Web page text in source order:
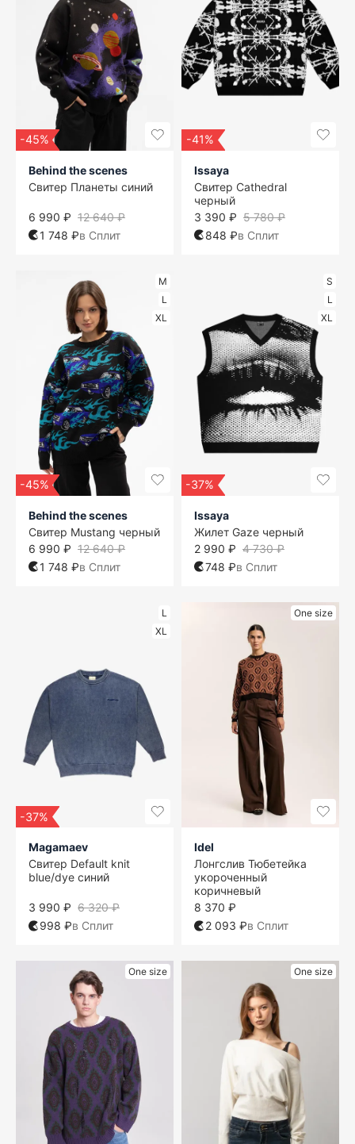
-45%
Behind the scenes
Свитер Планеты синий
12 640 ₽
6 990 ₽
1 748 ₽в Сплит
-41%
Issaya
Свитер Cathedral
черный
5 780 ₽
3 390 ₽
848 ₽в Сплит
M
L
XL
-45%
Behind the scenes
Свитер Mustang черный
12 640 ₽
6 990 ₽
1 748 ₽в Сплит
S
L
XL
-37%
Issaya
Жилет Gaze черный
4 730 ₽
2 990 ₽
748 ₽в Сплит
L
XL
-37%
Magamaev
Свитер Default knit
blue/dye синий
6 320 ₽
3 990 ₽
998 ₽в Сплит
One size
Idel
Лонгслив Тюбетейка
укороченный
коричневый
8 370 ₽
2 093 ₽в Сплит
One size One size